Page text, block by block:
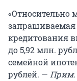
«Относительно
кредитования
до 5,92 млн.
семейной
рублей. — Прим.